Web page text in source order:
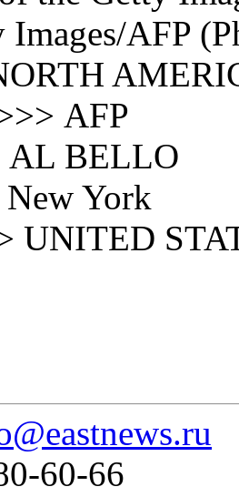
Images/AFP
AFP
AL BELLO
York
UNITED
60-66